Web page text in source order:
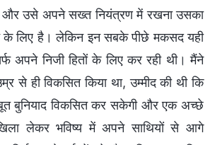
और उसे अपने सख्त नियंत्रण में रखना उसका
के लिए है। लेकिन इन सबके पीछे मकसद यही
अपने निजी हितों के लिए कर रही थी। मैंने
से ही विकसित किया था, उम्मीद की थी कि
बुनियाद विकसित कर सकेगी और एक अच्छे
लेकर भविष्य में अपने साथियों से आगे